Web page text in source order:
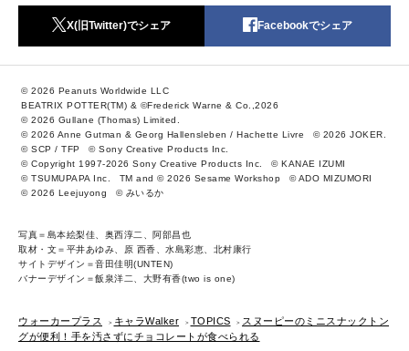
X(旧Twitter)でシェア Facebookでシェア
© 2026 Peanuts Worldwide LLC
BEATRIX POTTER(TM) & ©Frederick Warne & Co.,2026
© 2026 Gullane (Thomas) Limited.
© 2026 Anne Gutman & Georg Hallensleben / Hachette Livre
© 2026 JOKER.
© SCP / TFP
© Sony Creative Products Inc.
© Copyright 1997-2026 Sony Creative Products Inc.
© KANAE IZUMI
© TSUMUPAPA Inc.
TM and © 2026 Sesame Workshop
© ADO MIZUMORI
© 2026 Leejuyong
© みいるか
写真＝島本絵梨佳、奥西淳二、阿部昌也
取材・文＝平井あゆみ、原 西香、水島彩恵、北村康行
サイトデザイン＝音田佳明(UNTEN)
バナーデザイン＝飯泉洋二、大野有香(two is one)
ウォーカープラス キャラWalker TOPICS
スヌーピーのミニスナックトン
グが便利！手を汚さずにチョコレートが食べられる